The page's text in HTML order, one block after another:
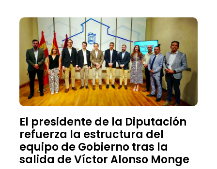
El presidente de la Diputación
refuerza la estructura del
equipo de Gobierno tras la
salida de Víctor Alonso Monge